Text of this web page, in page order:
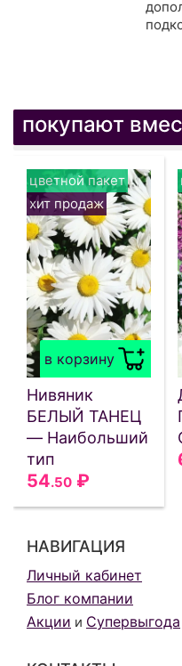
покупают
в корзину
цветной пакет
хит продаж
Нивяник
БЕЛЫЙ ТАНЕЦ
— Наибольший
тип
54.50 ₽
НАВИГАЦИЯ
Личный кабинет
Блог компании
Акции и Супервыгода